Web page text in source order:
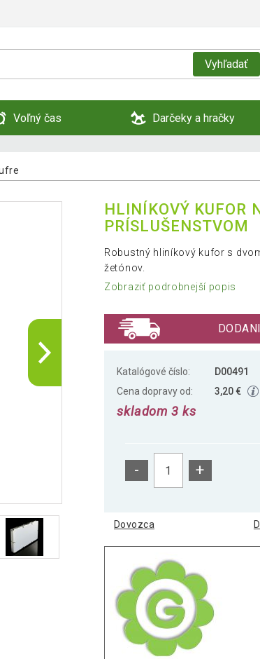
Vyhľadať
Voľný čas Darčeky a hračky
HLINÍKOVÝ KUFOR
PRÍSLUŠENSTVOM
Robustný hliníkový kufor s
žetónov.
Zobraziť podrobnejší popis
Katalógové číslo:
D00491
Cena dopravy od:
3,20 €
skladom 3 ks
- +
Dovozca